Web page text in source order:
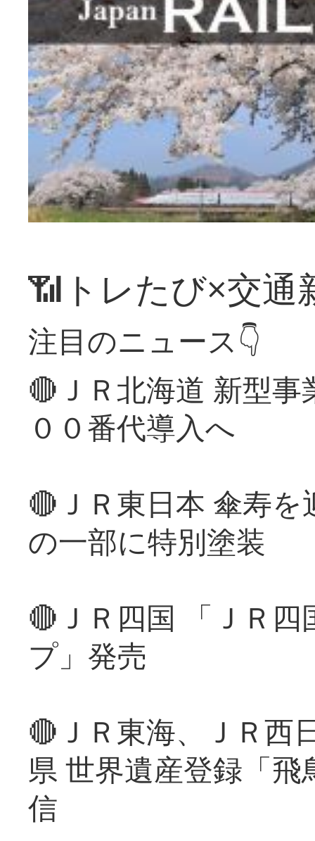
📶トレたび×交通
注目のニュース👇
🔴ＪＲ北海道 新型
００番代導入へ
🔴ＪＲ東日本 傘寿
の一部に特別塗装
🔴ＪＲ四国 「ＪＲ
プ」発売
🔴ＪＲ東海、ＪＲ西
県 世界遺産登録「
信